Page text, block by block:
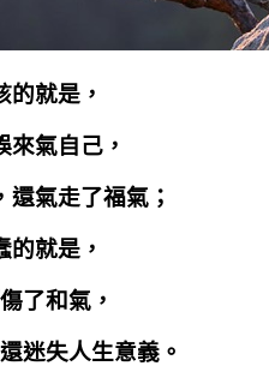
的就是，
來氣自己，
氣走了福氣；
的就是，
了和氣，
迷失人生意義。